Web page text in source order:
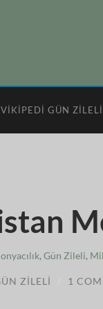
VIKIPEDI GÜN ZILELI
, Gün Zileli,
ZILELI 1